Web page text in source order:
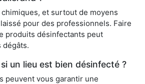
chimiques, et surtout de moyens
pour des professionnels. Faire
produits désinfectants peut
un lieu est bien désinfecté ?
peuvent vous garantir une